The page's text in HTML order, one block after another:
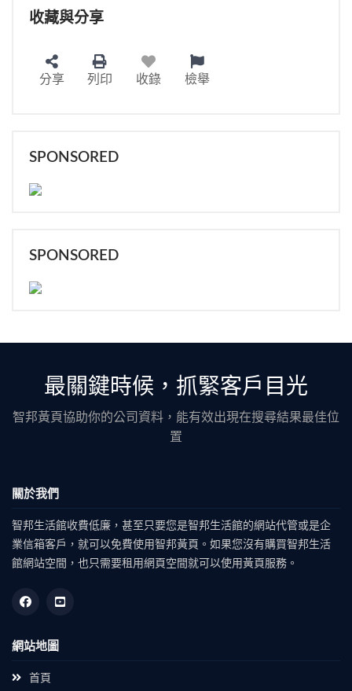
收藏與分享
分享 列印 收錄 檢舉
SPONSORED
SPONSORED
最關鍵時候，抓緊客戶目光
智邦黃頁協助你的公司資料，能有效出現在搜尋結果最佳位
置
關於我們
智邦生活館收費低廉，甚至只要您是智邦生活館的網站代管或是企
業信箱客戶，就可以免費使用智邦黃頁。如果您沒有購買智邦生活
館網站空間，也只需要租用網頁空間就可以使用黃頁服務。
網站地圖
首頁